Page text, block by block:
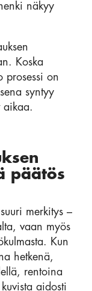
näkyy
Koska
prosessi on
syntyy
aikaa.
päätös
merkitys –
vaan myös
Kun
hetkenä,
rentoina
aidosti